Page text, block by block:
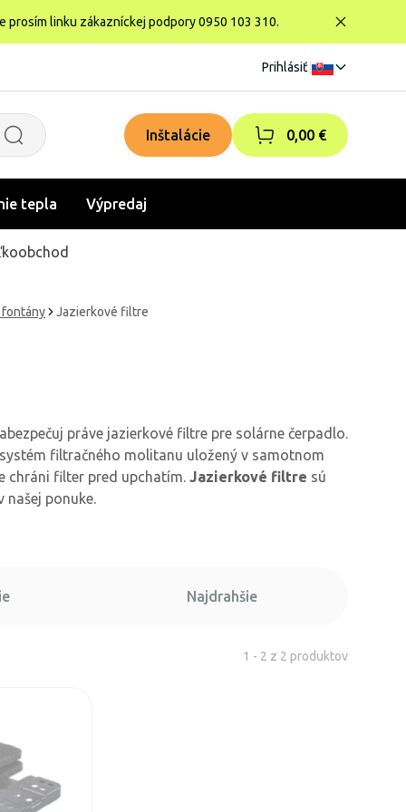
prosím linku zákazníckej podpory 0950 103 310.
Prihlásiť
Inštalácie 0,00 €
tepla Výpredaj
fontány Jazierkové filtre
práve jazierkové filtre pre solárne čerpadlo.
filtračného molitanu uložený v samotnom
chráni filter pred upchatím. Jazierkové filtre sú
ponuke.
Najdrahšie
1 - 2 z 2 produktov